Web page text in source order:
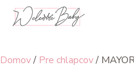
Domov/ Pre chlapcov/